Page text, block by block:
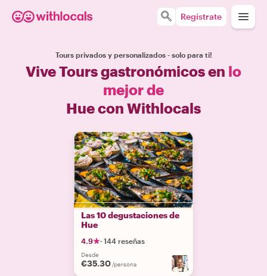
Regístrate
Tours privados y personalizados - solo para ti!
Vive Tours gastronómicos en lo
mejor de
Hue con Withlocals
Las 10 degustaciones de
Hue
4.9 · 144 reseñas
Desde
€35.30 /persona